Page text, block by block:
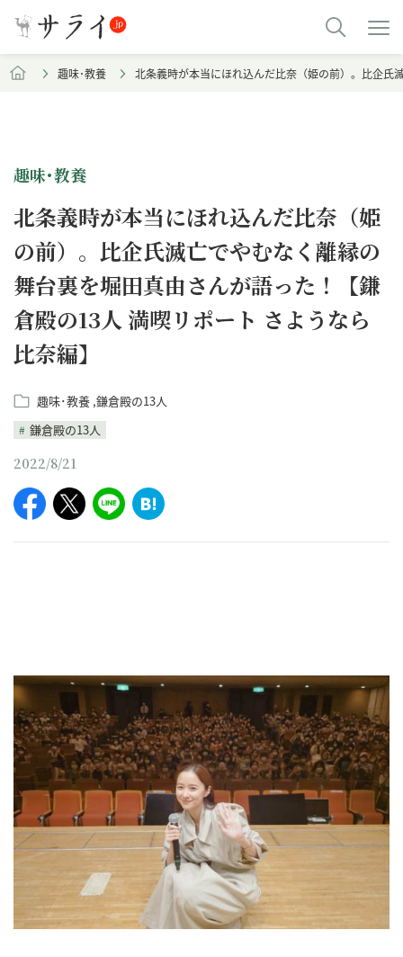
趣味･教養 北条義時が本当にほれ込んだ比奈（姫の前）。比企氏
趣味･教養
北条義時が本当にほれ込んだ比奈（姫
の前）。比企氏滅亡でやむなく離縁の
舞台裏を堀田真由さんが語った！【鎌
倉殿の13人 満喫リポート さようなら
比奈編】
趣味･教養 鎌倉殿の13人
鎌倉殿の13人
2022/8/21